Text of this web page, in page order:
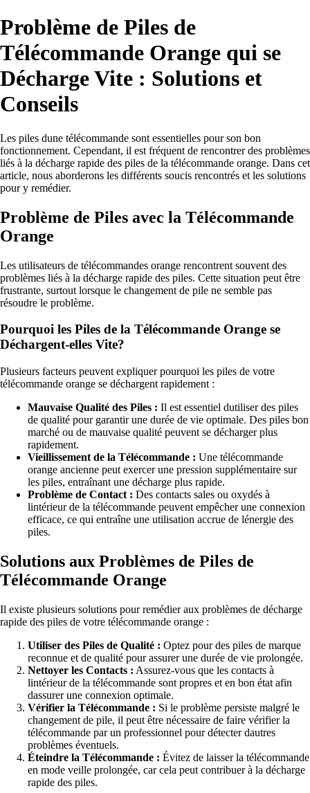
Problème de Piles de
Télécommande Orange qui se
Décharge Vite : Solutions et
Conseils
Les piles dune télécommande sont essentielles pour son bon
fonctionnement. Cependant, il est fréquent de rencontrer des problèmes
liés à la décharge rapide des piles de la télécommande orange. Dans cet
article, nous aborderons les différents soucis rencontrés et les solutions
pour y remédier.
Problème de Piles avec la Télécommande
Orange
Les utilisateurs de télécommandes orange rencontrent souvent des
problèmes liés à la décharge rapide des piles. Cette situation peut être
frustrante, surtout lorsque le changement de pile ne semble pas
résoudre le problème.
Pourquoi les Piles de la Télécommande Orange se
Déchargent-elles Vite?
Plusieurs facteurs peuvent expliquer pourquoi les piles de votre
télécommande orange se déchargent rapidement :
Mauvaise Qualité des Piles : Il est essentiel dutiliser des piles
de qualité pour garantir une durée de vie optimale. Des piles bon
marché ou de mauvaise qualité peuvent se décharger plus
rapidement.
Vieillissement de la Télécommande : Une télécommande
orange ancienne peut exercer une pression supplémentaire sur
les piles, entraînant une décharge plus rapide.
Problème de Contact : Des contacts sales ou oxydés à
lintérieur de la télécommande peuvent empêcher une connexion
efficace, ce qui entraîne une utilisation accrue de lénergie des
piles.
Solutions aux Problèmes de Piles de
Télécommande Orange
Il existe plusieurs solutions pour remédier aux problèmes de décharge
rapide des piles de votre télécommande orange :
Utiliser des Piles de Qualité : Optez pour des piles de marque
reconnue et de qualité pour assurer une durée de vie prolongée.
Nettoyer les Contacts : Assurez-vous que les contacts à
lintérieur de la télécommande sont propres et en bon état afin
dassurer une connexion optimale.
Vérifier la Télécommande : Si le problème persiste malgré le
changement de pile, il peut être nécessaire de faire vérifier la
télécommande par un professionnel pour détecter dautres
problèmes éventuels.
Éteindre la Télécommande : Évitez de laisser la télécommande
en mode veille prolongée, car cela peut contribuer à la décharge
rapide des piles.